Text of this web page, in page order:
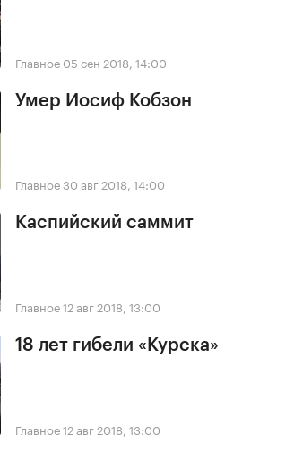
Главное 05 сен 2018, 14:00
Умер Иосиф Кобзон
Главное30 авг 2018, 14:00
Каспийский саммит
Главное12 авг 2018, 13:00
18 лет гибели «Курска»
Главное12 авг 2018, 13:00